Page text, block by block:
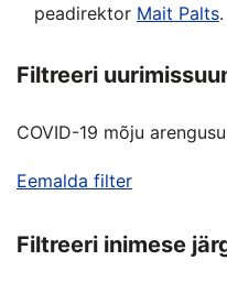
peadirektor Mait Palts.
Filtreeri
COVID-19 mõju
Eemalda filter
Filtreeri inimese